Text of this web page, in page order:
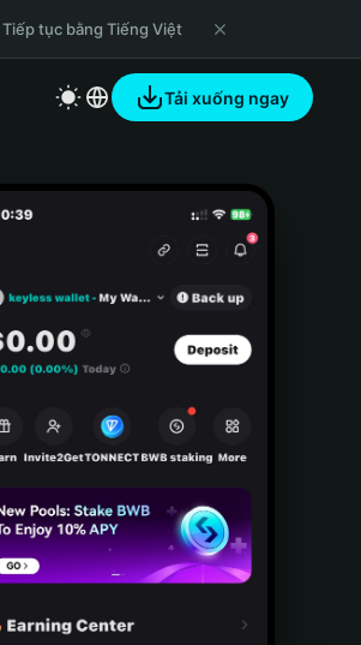
Tiếp tục bằng Tiếng Việt
Tải xuống ngay